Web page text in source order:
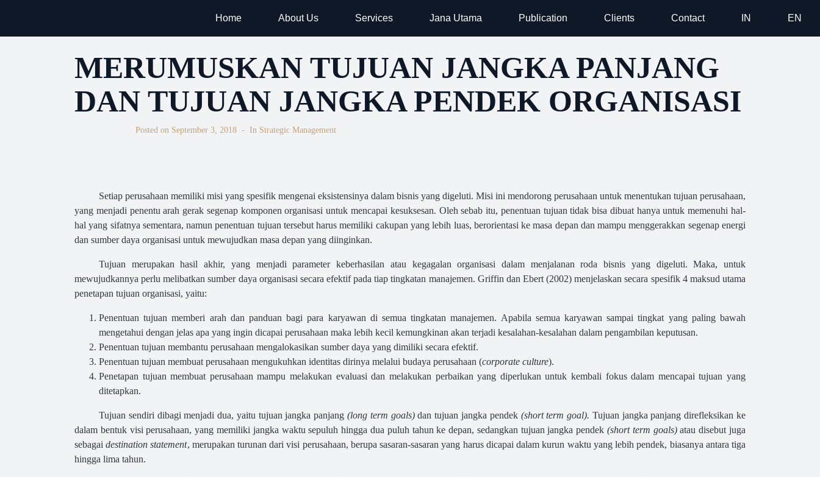
Home About Us Services Jana Utama Publication Clients Contact IN EN
MERUMUSKAN TUJUAN JANGKA PANJANG
DAN TUJUAN JANGKA PENDEK ORGANISASI
Posted on September 3, 2018 In Strategic Management
Setiap perusahaan memiliki misi yang spesifik mengenai eksistensinya dalam bisnis yang digeluti. Misi ini mendorong perusahaan untuk menentukan tujuan perusahaan,
yang menjadi penentu arah gerak segenap komponen organisasi untuk mencapai kesuksesan. Oleh sebab itu, penentuan tujuan tidak bisa dibuat hanya untuk memenuhi hal-
hal yang sifatnya sementara, namun penentuan tujuan tersebut harus memiliki cakupan yang lebih luas, berorientasi ke masa depan dan mampu menggerakkan segenap energi
dan sumber daya organisasi untuk mewujudkan masa depan yang diinginkan.
Tujuan merupakan hasil akhir, yang menjadi parameter keberhasilan atau kegagalan organisasi dalam menjalanan roda bisnis yang digeluti. Maka, untuk
mewujudkannya perlu melibatkan sumber daya organisasi secara efektif pada tiap tingkatan manajemen. Griffin dan Ebert (2002) menjelaskan secara spesifik 4 maksud utama
penetapan tujuan organisasi, yaitu:
Penentuan tujuan memberi arah dan panduan bagi para karyawan di semua tingkatan manajemen. Apabila semua karyawan sampai tingkat yang paling bawah
mengetahui dengan jelas apa yang ingin dicapai perusahaan maka lebih kecil kemungkinan akan terjadi kesalahan-kesalahan dalam pengambilan keputusan.
Penentuan tujuan membantu perusahaan mengalokasikan sumber daya yang dimiliki secara efektif.
Penentuan tujuan membuat perusahaan mengukuhkan identitas dirinya melalui budaya perusahaan (corporate culture).
Penetapan tujuan membuat perusahaan mampu melakukan evaluasi dan melakukan perbaikan yang diperlukan untuk kembali fokus dalam mencapai tujuan yang
ditetapkan.
Tujuan sendiri dibagi menjadi dua, yaitu tujuan jangka panjang(long term goals)dan tujuan jangka pendek (short term goal). Tujuan jangka panjang direfleksikan ke
dalam bentuk visi perusahaan, yang memiliki jangka waktu sepuluh hingga dua puluh tahun ke depan, sedangkan tujuan jangka pendek(short term goals)atau disebut juga
sebagaidestination statement, merupakan turunan dari visi perusahaan, berupa sasaran-sasaran yang harus dicapai dalam kurun waktu yang lebih pendek, biasanya antara tiga
hingga lima tahun.